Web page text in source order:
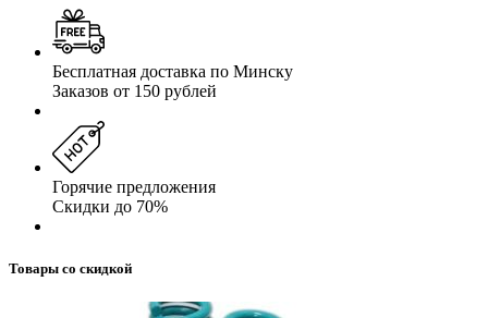
Бесплатная доставка по Минску
Заказов от 150 рублей
Горячие предложения
Скидки до 70%
Товары со скидкой